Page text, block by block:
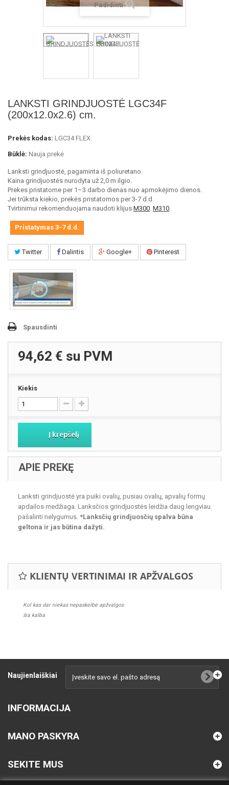
Padidinti
LANKSTI GRINDJUOSTĖ LGC34F
(200x12.0x2.6) cm.
Prekės kodas: LGC34 FLEX.
Būklė: Nauja prekė
Lanksti grindjuostė, pagaminta iš poliuretano.
Kaina grindjuostės nurodyta už 2,0 m ilgio.
Prekes pristatome per 1–3 darbo dienas nuo apmokėjimo dienos.
Jei trūksta kiekio, prekės pristatomos per 3-7 d.d.
Tvirtinimui rekomenduojama naudoti klijus M300. M310.
Pristatymas 3-7 d.d.
Twitter Dalintis Google+ Pinterest
Spausdinti
94,62 € su PVM
Kiekis
Į krepšelį
APIE PREKĘ
Lanksti grindjuostė yra puiki ovalių, pusiau ovalių, apvalių formų
apdailos medžiaga. Lanksčios grindjuostės leidžia daug lengviau
pašalinti nelygumus. *Lanksčių grindjuosčių spalva būna
geltona ir jas būtina dažyti.
KLIENTŲ VERTINIMAI IR APŽVALGOS
Kol kas dar niekas nepaskelbė apžvalgos
šia kalba
Naujienlaiškiai
INFORMACIJA
MANO PASKYRA
SEKITE MUS